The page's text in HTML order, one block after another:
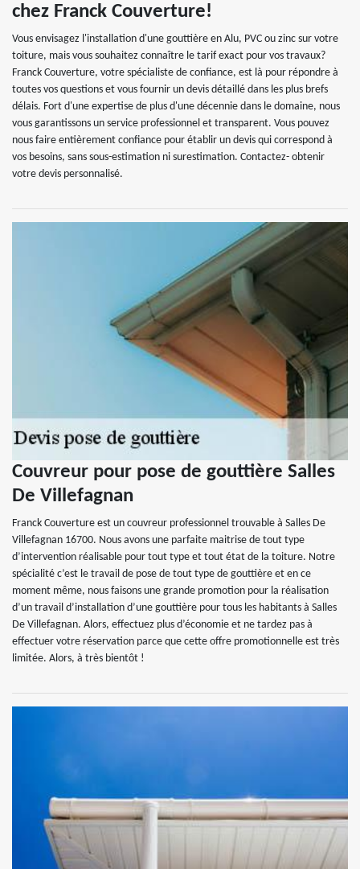
chez Franck Couverture!
Vous envisagez l'installation d'une gouttière en Alu, PVC ou zinc sur votre
toiture, mais vous souhaitez connaître le tarif exact pour vos travaux?
Franck Couverture, votre spécialiste de confiance, est là pour répondre à
toutes vos questions et vous fournir un devis détaillé dans les plus brefs
délais. Fort d'une expertise de plus d'une décennie dans le domaine, nous
vous garantissons un service professionnel et transparent. Vous pouvez
nous faire entièrement confiance pour établir un devis qui correspond à
vos besoins, sans sous-estimation ni surestimation. Contactez- obtenir
votre devis personnalisé.
Couvreur pour pose de gouttière Salles
De Villefagnan
Franck Couverture est un couvreur professionnel trouvable à Salles De
Villefagnan 16700. Nous avons une parfaite maitrise de tout type
d’intervention réalisable pour tout type et tout état de la toiture. Notre
spécialité c’est le travail de pose de tout type de gouttière et en ce
moment même, nous faisons une grande promotion pour la réalisation
d’un travail d’installation d’une gouttière pour tous les habitants à Salles
De Villefagnan. Alors, effectuez plus d’économie et ne tardez pas à
effectuer votre réservation parce que cette offre promotionnelle est très
limitée. Alors, à très bientôt !